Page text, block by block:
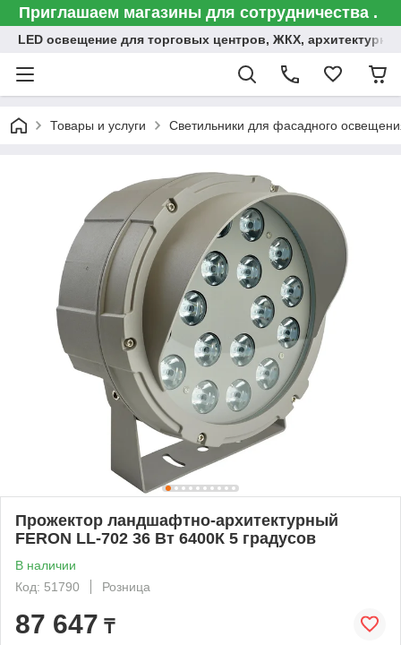
Приглашаем магазины для сотрудничества .
LED освещение для торговых центров, ЖКХ,
Товары и услуги Светильники для фасадного
Прожектор ландшафтно-архитектурный
FERON LL-702 36 Вт 6400К 5 градусов
В наличии
Код: 51790
Розница
87 647 ₸